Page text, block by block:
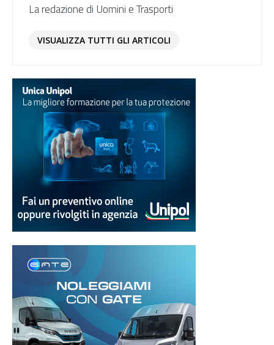
La redazione di Uomini e Trasporti
VISUALIZZA TUTTI GLI ARTICOLI